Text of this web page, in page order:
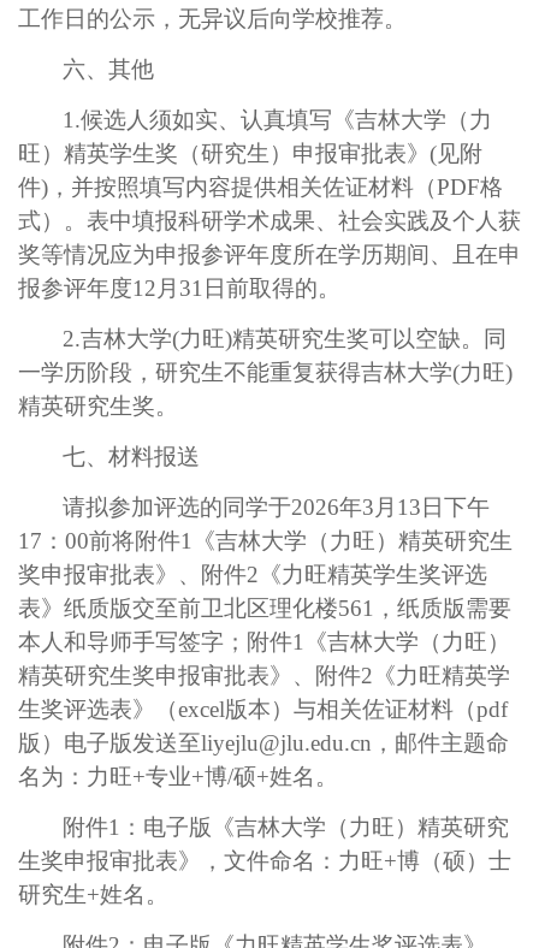
工作日的公示，无异议后向学校推荐。
六、其他
1.候选人须如实、认真填写《吉林大学（力
旺）精英学生奖（研究生）申报审批表》 (见附
件) ，并按照填写内容提供相关佐证材料（PDF格
式）。表中填报科研学术成果、社会实践及个人获
奖等情况应为申报参评年度所在学历期间、且在申
报参评年度12 月 31 日前取得的。
2.吉林大学(力旺)精英研究生奖可以空缺。同
一学历阶段，研究生不能重复获得吉林大学(力旺)
精英研究生奖。
七、材料报送
请拟参加评选的同学于2026年3 月 13 日下午
17 ： 00前将附件1
《吉林大学（力旺）精英研究生
奖申报审批表》、附件2 《力旺精英学生奖评选
表》纸质版交至前卫北区理化楼561 ，纸质版需要
本人和导师手写签字；附件1
《吉林大学（力旺）
精英研究生奖申报审批表》、附件2 《力旺精英学
生奖评选表》（excel版本）与相关佐证材料（pdf
版）电子版发送至liyejlu@jlu.edu.cn ，邮件主题命
名为：力旺+专业+博/硕+姓名。
附件1 ：电子版《吉林大学（力旺）精英研究
生奖申报审批表》，文件命名：力旺+博（硕）士
研究生+姓名。